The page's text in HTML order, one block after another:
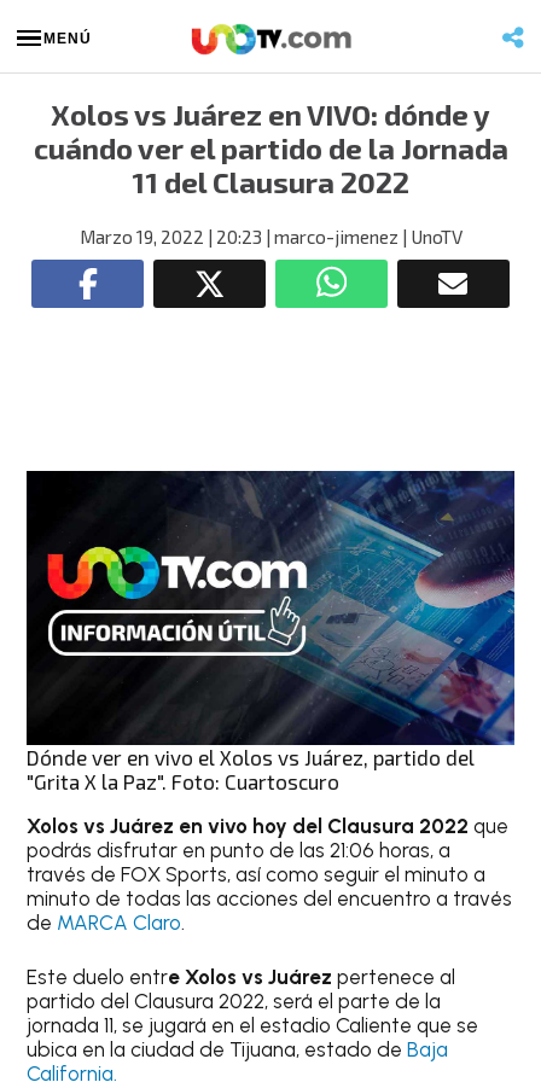
MENÚ
Xolos vs Juárez en VIVO: dónde y
cuándo ver el partido de la Jornada
11 del Clausura 2022
Marzo 19, 2022 | 20:23 | marco-jimenez | UnoTV
Dónde ver en vivo el Xolos vs Juárez, partido del
"Grita X la Paz". Foto: Cuartoscuro
Xolos vs Juárez en vivo hoy del Clausura 2022 que
podrás disfrutar en punto de las 21:06 horas, a
través de FOX Sports, así como seguir el minuto a
minuto de todas las acciones del encuentro a través
de MARCA Claro.
Este duelo entre Xolos vs Juárez pertenece al
partido del Clausura 2022, será el parte de la
jornada 11, se jugará en el estadio Caliente que se
ubica en la ciudad de Tijuana, estado deBaja
California.